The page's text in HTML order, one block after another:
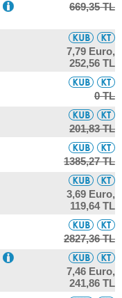
669,35 TL
7,79 Euro,
252,56 TL
0 TL
201,83 TL
1385,27 TL
3,69 Euro,
119,64 TL
2827,36 TL
7,46 Euro,
241,86 TL